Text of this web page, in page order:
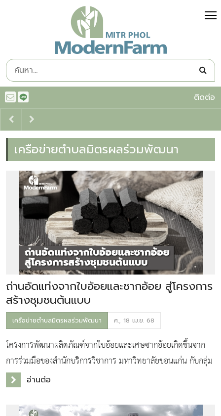
ติดต่อ
เครือข่ายตำบลมิตรผลร่วมพัฒนา
ถ่านอัดแท่งจากใบอ้อยและซากอ้อย สู่โครงการ
สร้างชุมชนต้นแบบ
เครือข่ายตำบลมิตรผลร่วมพัฒนา ศ., 18 เม.ย. 68
โครงการพัฒนาผลิตภัณฑ์จากใบอ้อยและเศษซากอ้อยเกิดขึ้นจาก
การร่วมมือของสำนักบริการวิชาการ มหาวิทยาลัยขอนแก่น กับกลุ่ม
เกษตรกรในพื้นที่ตำบลกุดกว้าง อำเภอหนองเรือ จังหวัดขอนแก่น
อ่านต่อ